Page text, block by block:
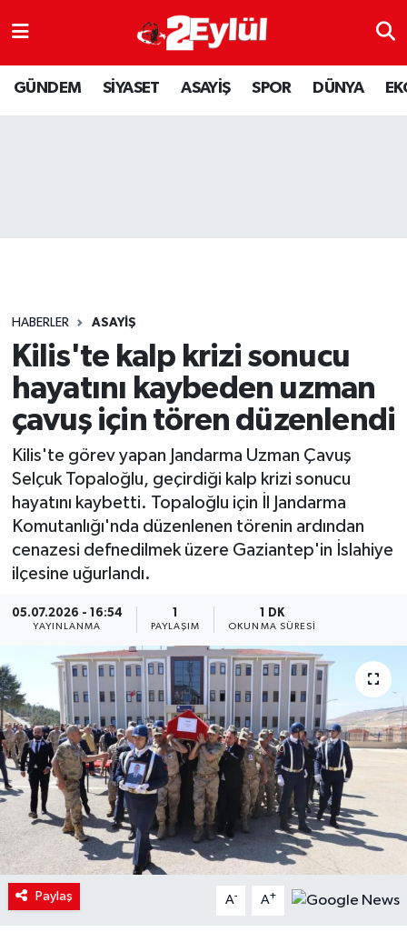
GÜNDEM SİYASET ASAYİŞ SPOR DÜNYA
HABERLER ASAYİŞ
Kilis'te kalp krizi sonucu
hayatını kaybeden uzman
çavuş için tören düzenlendi
Kilis'te görev yapan Jandarma Uzman Çavuş
Selçuk Topaloğlu, geçirdiği kalp krizi sonucu
hayatını kaybetti. Topaloğlu için İl Jandarma
Komutanlığı'nda düzenlenen törenin ardından
cenazesi defnedilmek üzere Gaziantep'in İslahiye
ilçesine uğurlandı.
05.07.2026 - 16:54
YAYINLANMA PAYLAŞIM
1 DK
OKUNMA SÜRESI
Paylaş A- A+
ASAYİŞ
DÜNYA
SPOR
YAŞAM
Nöbetçi Eczaneler
Hava Durumu
Son Dakika Haberleri
Haber Arşivi